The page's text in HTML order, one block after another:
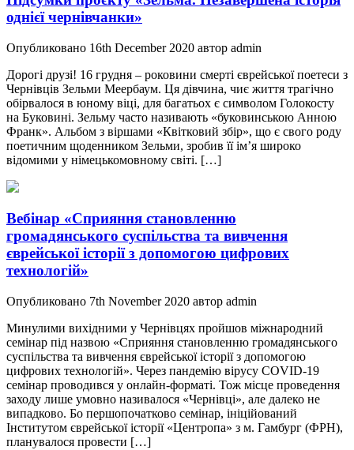
однієї чернівчанки»
Опубликовано 16th December 2020 автор admin
Дорогі друзі! 16 грудня – роковини смерті єврейської поетеси з
Чернівців Зельми Меербаум. Ця дівчина, чиє життя трагічно
обірвалося в юному віці, для багатьох є символом Голокосту
на Буковині. Зельму часто називають «буковинською Анною
Франк». Альбом з віршами «Квітковий збір», що є свого роду
поетичним щоденником Зельми, зробив її ім’я широко
відомими у німецькомовному світі. […]
Вебінар «Сприяння становленню
громадянського суспільства та вивчення
єврейської історії з допомогою цифрових
технологій»
Опубликовано 7th November 2020 автор admin
Минулими вихідними у Чернівцях пройшов міжнародний
семінар під назвою «Сприяння становленню громадянського
суспільства та вивчення єврейської історії з допомогою
цифрових технологій». Через пандемію вірусу COVID-19
семінар проводився у онлайн-форматі. Тож місце проведення
заходу лише умовно називалося «Чернівці», але далеко не
випадково. Бо першопочатково семінар, ініційований
Інститутом єврейської історії «Центропа» з м. Гамбург (ФРН),
планувалося провести […]